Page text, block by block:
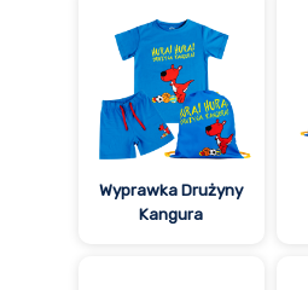
Wyprawka Drużyny
Kangura